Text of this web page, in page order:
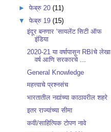
►फेब्रु 20(11)
▼फेब्रु 19(15)
इंदूर बनणार ‘सायलेंट सिटी ऑफ
इंडिया
2020-21 या वर्षापासून RBIचे लेखा
वर्ष आणि सरकारचे ...
General Knowledge
महत्त्वाचे प्रश्नसंच
भारतातील नद्यांच्या काठावरील शहरे
इतर राज्यांच्या सीमा
कवी/साहित्यिक टोपण नावे